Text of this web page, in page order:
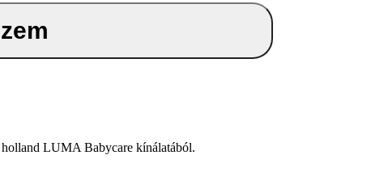
LUMA Babycare kínálatából.